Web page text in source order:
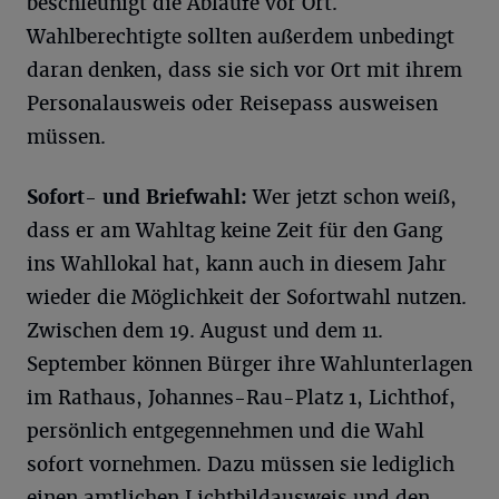
Wahlberechtigte sollten außerdem unbedingt
daran denken, dass sie sich vor Ort mit ihrem
Personalausweis oder Reisepass ausweisen
müssen.
Sofort- und Briefwahl: Wer jetzt schon weiß,
dass er am Wahltag keine Zeit für den Gang
ins Wahllokal hat, kann auch in diesem Jahr
wieder die Möglichkeit der Sofortwahl nutzen.
Zwischen dem 19. August und dem 11.
September können Bürger ihre Wahlunterlagen
im Rathaus, Johannes-Rau-Platz 1, Lichthof,
persönlich entgegennehmen und die Wahl
sofort vornehmen. Dazu müssen sie lediglich